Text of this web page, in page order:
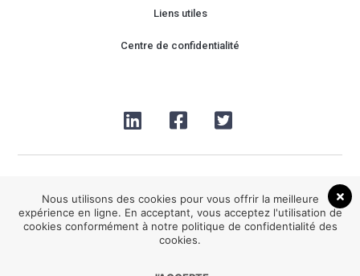
Liens utiles
Centre de confidentialité
2026® Be HappYoga tous droits réservés
Nous utilisons des cookies pour vous offrir la meilleure
expérience en ligne. En acceptant, vous acceptez l'utilisation de
cookies conformément à notre politique de confidentialité des
cookies.